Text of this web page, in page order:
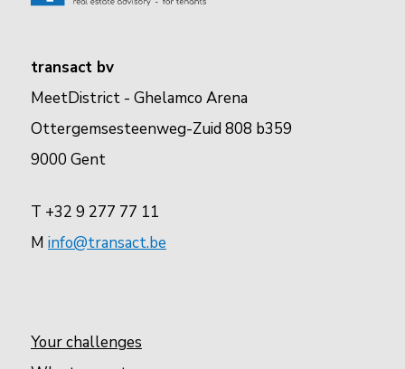
transact bv
MeetDistrict - Ghelamco Arena
Ottergemsesteenweg-Zuid 808 b359
9000 Gent
T +32 9 277 77 11
M info@transact.be
Your challenges